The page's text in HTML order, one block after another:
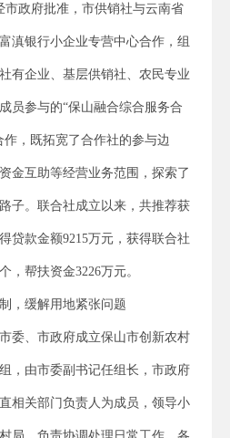
市政府批准，市供销社与云南省
滇银行小企业专营中心合作，组
有企业、基层供销社、农民专业
员参与的“保山融合综合服务合
，既拓宽了合作社的参与边
金互助等经营业务范围，探索了
子。联合社成立以来，共推荐获
贷款金额9215万元，获得联合社
，帮扶资金3226万元。
，缓解用地紧张问题
委、市政府成立保山市创新农村
，由市委副书记任组长，市政府
相关部门负责人为成员，领导小